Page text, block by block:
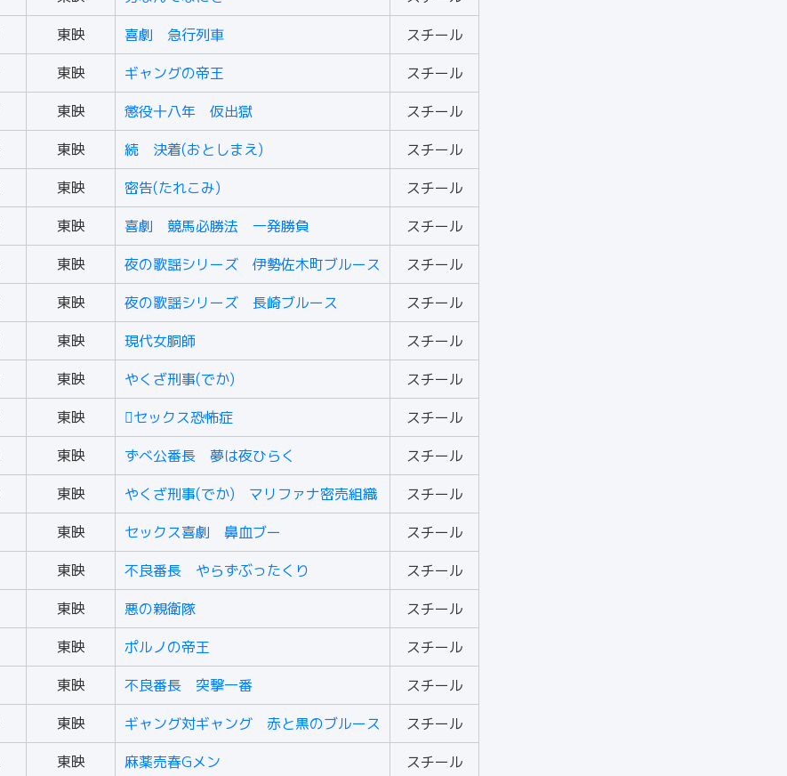
東映 喜劇 急行列車
スチール
東映 ギャングの帝王
スチール
東映 懲役十八年 仮出獄
スチール
東映 続 決着(おとしまえ)
スチール
東映 密告(たれこみ)
スチール
東映 喜劇 競馬必勝法 一発勝負
スチール
東映 夜の歌謡シリーズ 伊勢佐木町ブルース
スチール
東映 夜の歌謡シリーズ 長崎ブルース
スチール
東映 現代女胴師
スチール
東映 やくざ刑事(でか)
スチール
東映 セックス恐怖症
スチール
東映 ずべ公番長 夢は夜ひらく
スチール
東映 やくざ刑事(でか) マリファナ密売組織
スチール
東映 セックス喜劇 鼻血ブー
スチール
東映 不良番長 やらずぶったくり
スチール
東映 悪の親衛隊
スチール
東映 ポルノの帝王
スチール
東映 不良番長 突撃一番
スチール
東映 ギャング対ギャング 赤と黒のブルース
スチール
東映 麻薬売春Gメン
スチール